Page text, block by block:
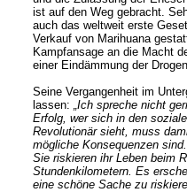
ist auf den Weg gebracht.
auch das weltweit erste
Verkauf von Marihuana
Kampfansage an die Macht
einer Eindämmung der
Seine Vergangenheit im
lassen: „Ich spreche nicht
Erfolg, wer sich in den
Revolutionär sieht, muss
mögliche Konsequenzen
Sie riskieren ihr Leben beim
Stundenkilometern. Es
eine schöne Sache zu